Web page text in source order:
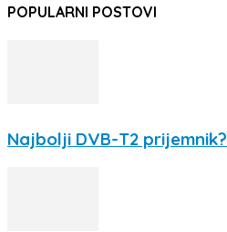
POPULARNI POSTOVI
Najbolji DVB-T2 prijemnik?